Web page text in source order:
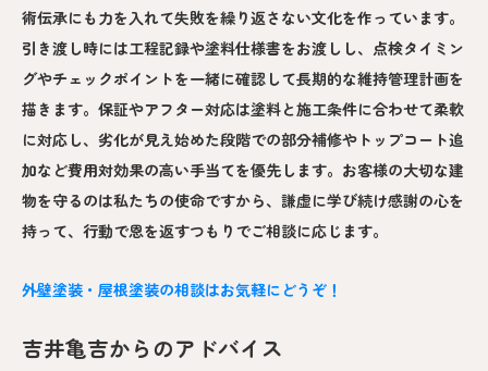
術伝承にも力を入れて失敗を繰り返さない文化を作っています。
引き渡し時には工程記録や塗料仕様書をお渡しし、点検タイミン
グやチェックポイントを一緒に確認して長期的な維持管理計画を
描きます。保証やアフター対応は塗料と施工条件に合わせて柔軟
に対応し、劣化が見え始めた段階での部分補修やトップコート追
加など費用対効果の高い手当てを優先します。お客様の大切な建
物を守るのは私たちの使命ですから、謙虚に学び続け感謝の心を
持って、行動で恩を返すつもりでご相談に応じます。
外壁塗装・屋根塗装の相談はお気軽にどうぞ！
吉井亀吉からのアドバイス